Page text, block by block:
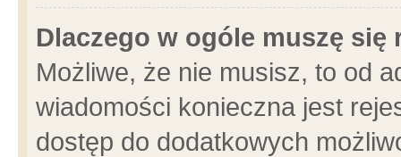
Dlaczego w ogóle muszę się
Możliwe, że nie musisz, to od
wiadomości konieczna jest
dostęp do dodatkowych